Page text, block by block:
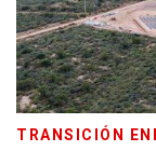
TRANSICIÓN